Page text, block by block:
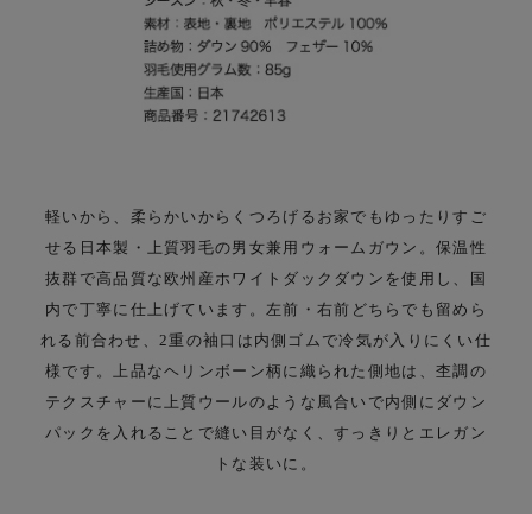
軽いから、柔らかいからくつろげる お家でもゆったりすご
せる日本製・上質羽毛の男女兼用ウォームガウン。 保温性
抜群で高品質な欧州産ホワイトダックダウンを使用し、国
内で丁寧に仕上げています。 左前・右前どちらでも留めら
れる前合わせ、2重の袖口は内側ゴムで冷気が入りにくい仕
様です。 上品なヘリンボーン柄に織られた側地は、杢調の
テクスチャーに上質ウールのような風合いで内側にダウン
パックを入れることで縫い目がなく、すっきりとエレガン
トな装いに。